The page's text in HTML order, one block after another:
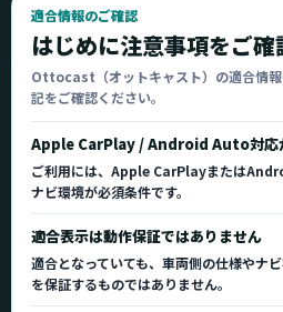
適合情報のご確認
はじめに注意事項をご確
Ottocast（オットキャスト）の適合情
記をご確認ください。
Apple CarPlay / Android Auto対応
ご利用には、Apple CarPlayまたは
ナビ環境が必須条件です。
適合表示は動作保証ではありません
適合となっていても、車両側の仕様やナ
を保証するものではありません。
Ottocast
オットキャスト
Ottocast正規販売代理店 Azgate株式
Ottocast（オットキャスト）の製品情
合、サポート情報を日本国内向けに
ます。
正規販売代理店 車種適合情報 国内サポー
製品を探す